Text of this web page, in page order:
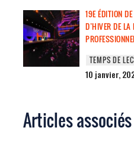
19E ÉDITION
D’HIVER DE LA
10 janvier,
Articles associés